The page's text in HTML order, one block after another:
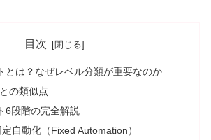
目次
とは？なぜレベル分類が重要なのか
の類似点
6段階の完全解説
自動化（Fixed Automation）